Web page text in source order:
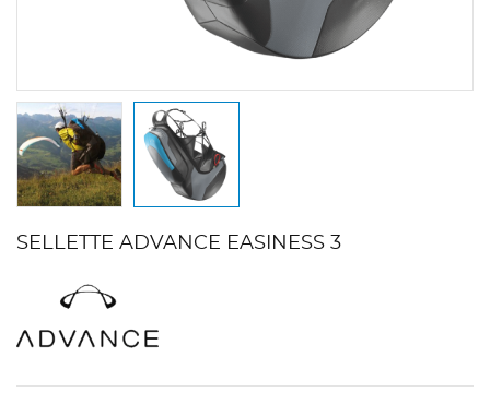
SELLETTE ADVANCE EASINESS 3